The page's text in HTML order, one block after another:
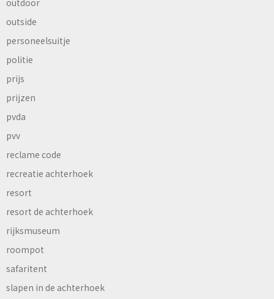
outside
personeelsuitje
politie
prijs
prijzen
pvda
pvv
reclame code
recreatie achterhoek
resort
resort de achterhoek
rijksmuseum
roompot
safaritent
slapen in de achterhoek